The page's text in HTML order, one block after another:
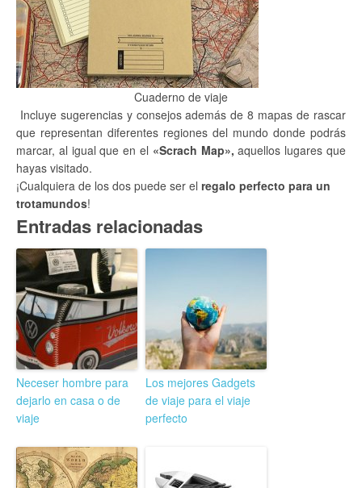
Cuaderno de viaje
Incluye sugerencias y consejos además de 8 mapas de rascar
que representan diferentes regiones del mundo donde podrás
marcar, al igual que en el «Scrach Map», aquellos lugares que
hayas visitado.
¡Cualquiera de los dos puede ser el regalo perfecto para un
trotamundos!
Entradas relacionadas
Neceser hombre para
dejarlo en casa o de
viaje
Los mejores Gadgets
de viaje para el viaje
perfecto